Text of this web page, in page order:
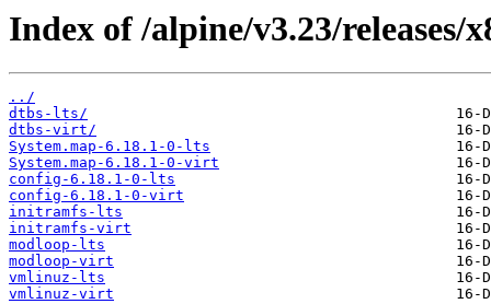
Index of /alpine/v3.23/releases/
../
dtbs-lts/
dtbs-virt/
System.map-6.18.1-0-lts
System.map-6.18.1-0-virt
config-6.18.1-0-lts
config-6.18.1-0-virt
initramfs-lts
initramfs-virt
modloop-lts
modloop-virt
vmlinuz-lts
vmlinuz-virt